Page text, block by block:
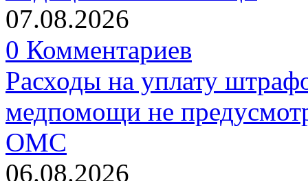
07.08.2026
0 Комментариев
Расходы на уплату
медпомощи не
ОМС
06.08.2026